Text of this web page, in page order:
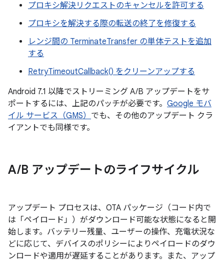
プロキシ解決リクエストのキャンセルを許可する
プロキシを解決する際の転送の終了を修復する
レンジ間の TerminateTransfer の単体テストを追加
する
RetryTimeoutCallback() をクリーンアップする
Android 7.1 以降でストリーミング A/B アップデートをサ
ポートするには、上記のパッチが必要です。 Google モバ
イル サービス（GMS） でも、その他のアップデート クラ
イアントでも同様です。
A/B アップデートのライフサイクル
アップデート プロセスは、OTA パッケージ（コード内で
は 「ペイロード」）がダウンロード可能な状態になると開
始します。バッテリー残量、ユーザーの操作、充電状況な
どに応じて、デバイスのポリシーによりペイロードのダウ
ンロードや適用が遅延することがあります。また、アップ